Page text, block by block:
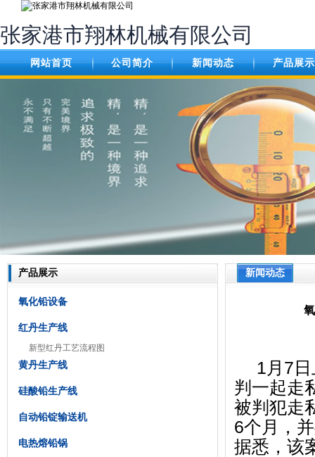
张家港市翔林机械有限公司
网站首页 公司简介 新闻动态 产品展示
新闻动态
1月7
判一起走
被判犯走
6个月，
据悉，该
产品展示
氧化铅设备
红丹生产线
新型红丹工艺流程图
黄丹生产线
硅酸铅生产线
自动铅锭输送机
电热熔铅锅